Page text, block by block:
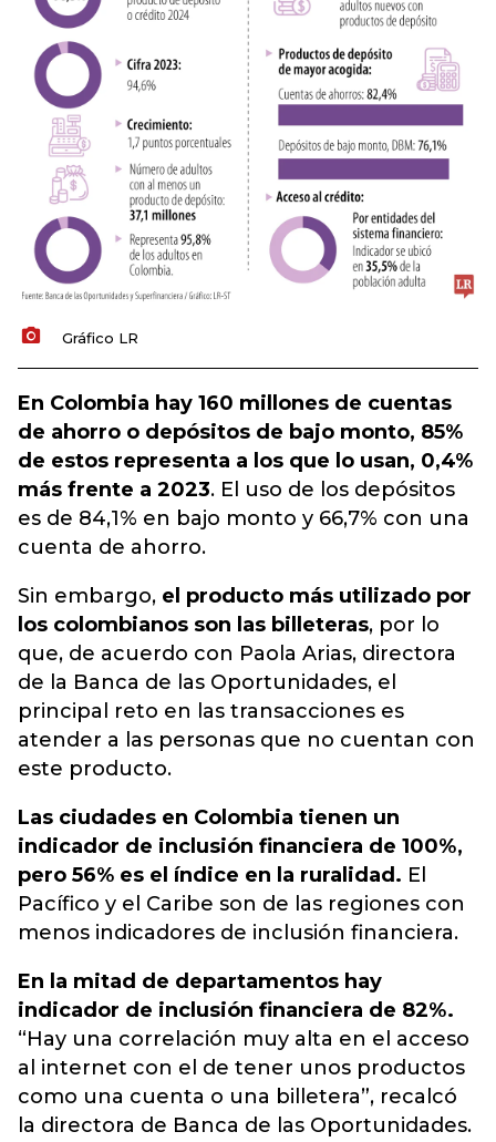
Gráfico LR
En Colombia hay 160 millones de cuentas
de ahorro o depósitos de bajo monto, 85%
de estos representa a los que lo usan, 0,4%
más frente a 2023. El uso de los depósitos
es de 84,1% en bajo monto y 66,7% con una
cuenta de ahorro.
Sin embargo, el producto más utilizado por
los colombianos son las billeteras, por lo
que, de acuerdo con Paola Arias, directora
de la Banca de las Oportunidades, el
principal reto en las transacciones es
atender a las personas que no cuentan con
este producto.
Las ciudades en Colombia tienen un
indicador de inclusión financiera de 100%,
pero 56% es el índice en la ruralidad. El
Pacífico y el Caribe son de las regiones con
menos indicadores de inclusión financiera.
En la mitad de departamentos hay
indicador de inclusión financiera de 82%.
“Hay una correlación muy alta en el acceso
al internet con el de tener unos productos
como una cuenta o una billetera”, recalcó
la directora de Banca de las Oportunidades.